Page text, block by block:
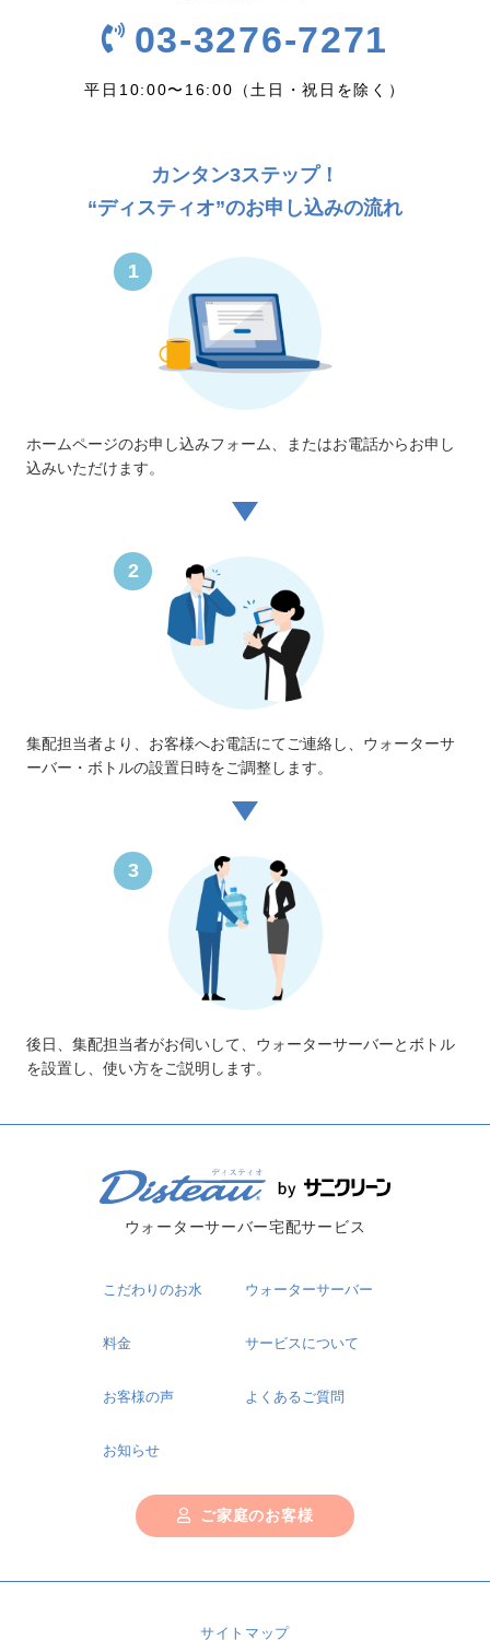
03-3276-7271
平日10:00〜16:00（土日・祝日を除く）
カンタン3ステップ！
“ディスティオ”のお申し込みの流れ
1
ホームページのお申し込みフォーム、またはお電話からお申し
込みいただけます。
2
集配担当者より、お客様へお電話にてご連絡し、ウォーターサ
ーバー・ボトルの設置日時をご調整します。
3
後日、集配担当者がお伺いして、ウォーターサーバーとボトル
を設置し、使い方をご説明します。
ウォーターサーバー宅配サービス
こだわりのお水 ウォーターサーバー
料金 サービスについて
お客様の声 よくあるご質問
お知らせ
ご家庭のお客様
サイトマップ